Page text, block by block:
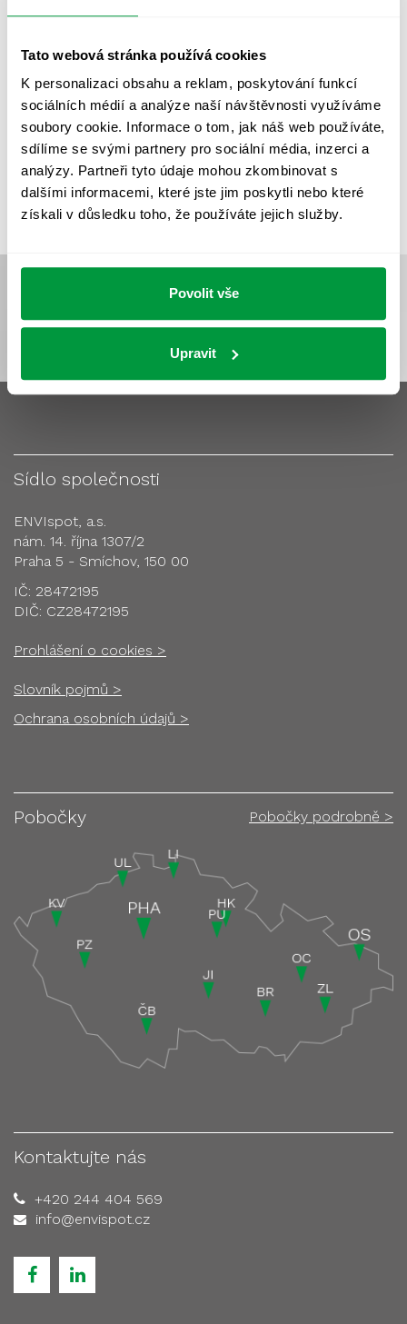
Tato webová stránka používá cookies
K personalizaci obsahu a reklam, poskytování funkcí
sociálních médií a analýze naší návštěvnosti využíváme
soubory cookie. Informace o tom, jak náš web používáte,
sdílíme se svými partnery pro sociální média, inzerci a
analýzy. Partneři tyto údaje mohou zkombinovat s
dalšími informacemi, které jste jim poskytli nebo které
získali v důsledku toho, že používáte jejich služby.
Povolit vše
Upravit
VÝPOČET OSVĚTLENÍ VÝPOČET ZASTÍNĚNÍ
VÝPOČTY A NÁVRHY
ZKOUŠKY NOUZOVÉHO OSVĚTLENÍ
Sídlo společnosti
ENVIspot, a.s.
nám. 14. října 1307/2
Praha 5 - Smíchov, 150 00
IČ: 28472195
DIČ: CZ28472195
Prohlášení o cookies >
Slovník pojmů >
Ochrana osobních údajů >
Pobočky Pobočky podrobně >
Kontaktujte nás
+420 244 404 569
info@envispot.cz